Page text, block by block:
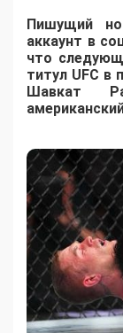
Пишущий
аккаунт в
что
титул UFC в
Шавкат